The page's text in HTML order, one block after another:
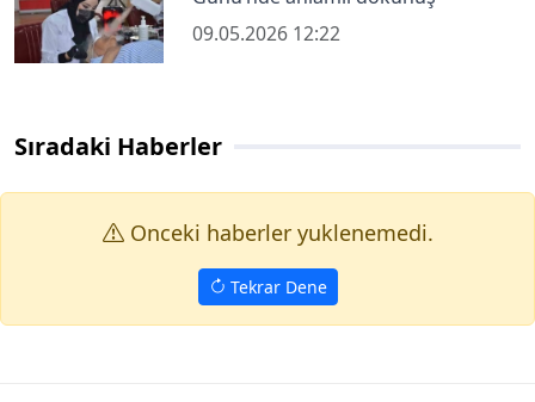
09.05.2026 12:22
Sıradaki Haberler
Onceki haberler yuklenemedi.
Tekrar Dene